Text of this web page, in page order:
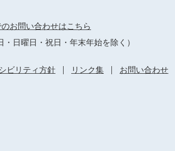
のお問い合わせはこちら
・日曜日・祝日・年末年始を除く）
ビリティ方針 リンク集 お問い合わせ